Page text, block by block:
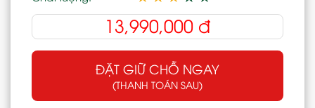
13,990,000 đ
ĐẶT GIỮ CHỖ NGAY
(THANH TOÁN SAU)